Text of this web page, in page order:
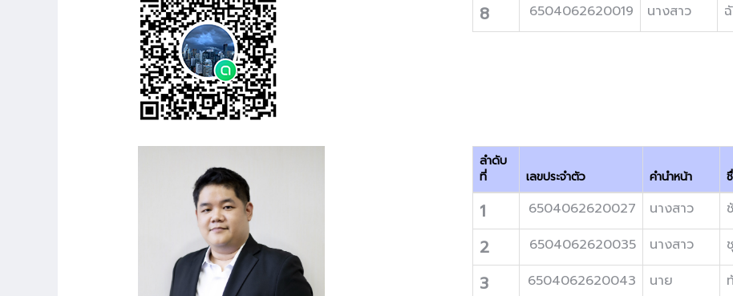
8 6504062620019 นางสาว
ลำดับ
ที่
เลขประจำตัว คำนำหน้า
1 6504062620027 นางสาว
2 6504062620035 นางสาว
3 6504062620043 นาย